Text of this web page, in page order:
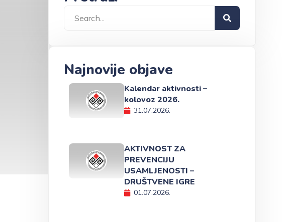
Najnovije objave
Kalendar aktivnosti –
kolovoz 2026.
31.07.2026.
AKTIVNOST ZA
PREVENCIJU
USAMLJENOSTI –
DRUŠTVENE IGRE
01.07.2026.